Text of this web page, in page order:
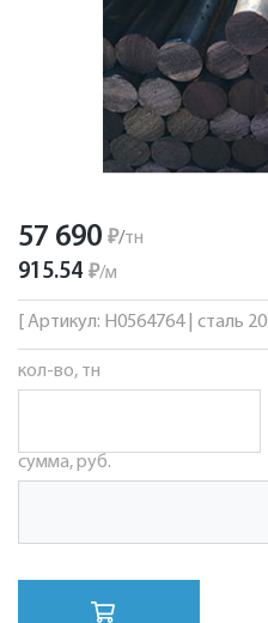
57 690 ₽/тн
915.54 ₽/м
[ Артикул: Н0564764 | сталь
кол-во, тн
сумма, руб.